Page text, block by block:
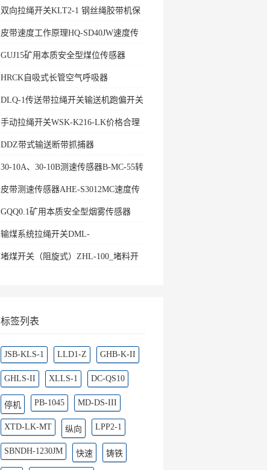
双向拉绳开关KLT2-1 钢丝绳胶带机保
皮带速度工作原理HQ-SD40JW速度传
GUJ15矿用本质安全型煤位传感器
HRCK自吸式长管空气呼吸器
DLQ-1传送带拉绳开关输送机跑偏开关
手动拉绳开关WSK-K216-LK价格合理
DDZ带式输送断带抓捕器
30-10A、30-10B测速传感器B-MC-55转
皮带测速传感器AHE-S3012MC速度传
GQQ0.1矿用本质安全型烟雾传感器
输煤系统拉绳开关DML-
堵煤开关（阻旋式）ZHL-100_堵料开
标签列表
JSB-KLS-1 LLD1-Z GHB-K-II
GHLS-II XLLS-1 DC-QS10
停机 PB-1045 MD-DS-III
XTD-LK-MT 纵向 LPP2-1
SBNDH-1230JM 快速 铸铁